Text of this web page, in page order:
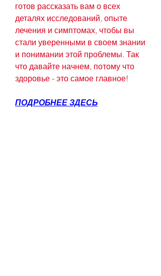
готов рассказать вам о всех
деталях исследований, опыте
лечения и симптомах, чтобы вы
стали уверенными в своем знании
и понимании этой проблемы. Так
что давайте начнем, потому что
здоровье - это самое главное!
ПОДРОБНЕЕ ЗДЕСЬ